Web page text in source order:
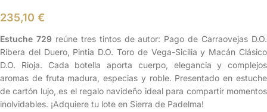
235,10 €
Estuche 729reúne tres tintos de autor: Pago de Carraovejas D.O.
Ribera del Duero, Pintia D.O. Toro de Vega-Sicilia y Macán Clásico
D.O. Rioja. Cada botella aporta cuerpo, elegancia y complejos
aromas de fruta madura, especias y roble. Presentado en estuche
de cartón lujo, es el regalo navideño ideal para compartir momentos
inolvidables. ¡Adquiere tu lote en Sierra de Padelma!